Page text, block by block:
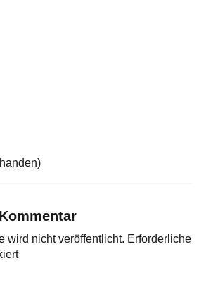
wird nicht veröffentlicht. Erforderliche